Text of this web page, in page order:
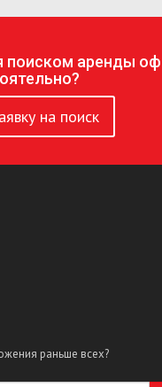
поиском аренды
на поиск
раньше всех?